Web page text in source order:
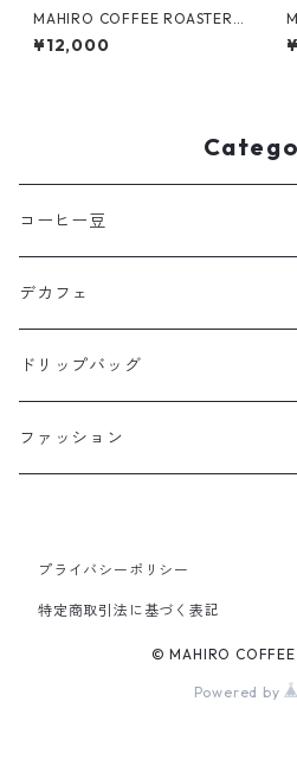
MAHIRO COFFEE ROASTERY
裏起毛Bigパーカー
¥12,000
コーヒー豆
100g
200g
デカフェ
ドリップバッグ
ファッション
ジップ有り：裏起毛
ジップ有り：パイル
Tシャツ
プライバシーポリシー
特定商取引法に基づく表記
© MAHIRO COFFEE
Powered by